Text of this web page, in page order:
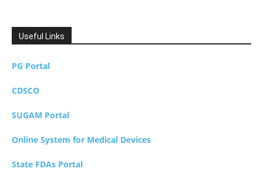
Useful Links
PG Portal
CDSCO
SUGAM Portal
Online System for Medical Devices
State FDAs Portal